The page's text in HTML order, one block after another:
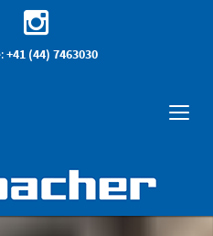
+41 (44) 7463030